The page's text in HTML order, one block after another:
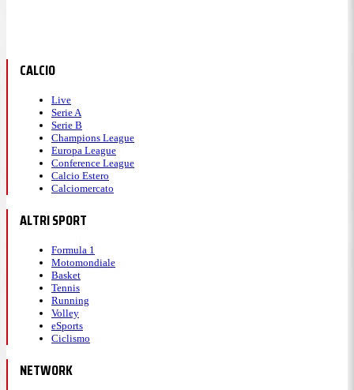
CALCIO
Live
Serie A
Serie B
Champions League
Europa League
Conference League
Calcio Estero
Calciomercato
ALTRI SPORT
Formula 1
Motomondiale
Basket
Tennis
Running
Volley
eSports
Ciclismo
NETWORK